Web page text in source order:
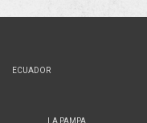
ECUADOR
LA PAMPA